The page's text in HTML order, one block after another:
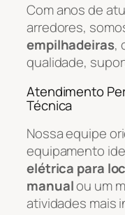
Com anos de
arredores,
empilhadeiras,
qualidade,
Atendimento
Técnica
Nossa equipe
equipamento
elétrica para
manualou um
atividades mais